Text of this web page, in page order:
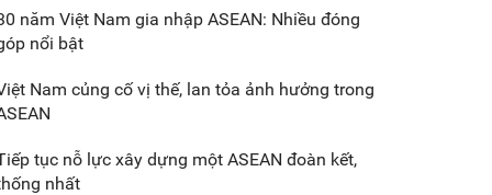
các doanh nghiệp,
doanh nghiệp
năm Việt Nam gia nhập ASEAN: Nhiều đóng
nổi bật
Nam củng cố vị thế, lan tỏa ảnh hưởng trong
tục nỗ lực xây dựng một ASEAN đoàn kết,
nhất